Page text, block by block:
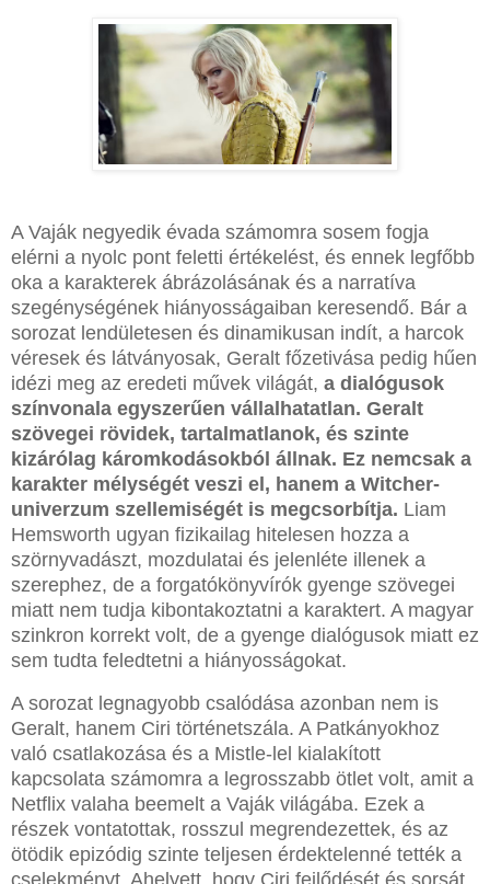
A Vaják negyedik évada számomra sosem fogja
elérni a nyolc pont feletti értékelést, és ennek legfőbb
oka a karakterek ábrázolásának és a narratíva
szegénységének hiányosságaiban keresendő. Bár a
sorozat lendületesen és dinamikusan indít, a harcok
véresek és látványosak, Geralt főzetivása pedig hűen
idézi meg az eredeti művek világát, a dialógusok
színvonala egyszerűen vállalhatatlan. Geralt
szövegei rövidek, tartalmatlanok, és szinte
kizárólag káromkodásokból állnak. Ez nemcsak a
karakter mélységét veszi el, hanem a Witcher-
univerzum szellemiségét is megcsorbítja. Liam
Hemsworth ugyan fizikailag hitelesen hozza a
szörnyvadászt, mozdulatai és jelenléte illenek a
szerephez, de a forgatókönyvírók gyenge szövegei
miatt nem tudja kibontakoztatni a karaktert. A magyar
szinkron korrekt volt, de a gyenge dialógusok miatt ez
sem tudta feledtetni a hiányosságokat.
A sorozat legnagyobb csalódása azonban nem is
Geralt, hanem Ciri történetszála. A Patkányokhoz
való csatlakozása és a Mistle-lel kialakított
kapcsolata számomra a legrosszabb ötlet volt, amit a
Netflix valaha beemelt a Vaják világába. Ezek a
részek vontatottak, rosszul megrendezettek, és az
ötödik epizódig szinte teljesen érdektelenné tették a
cselekményt. Ahelyett, hogy Ciri fejlődését és sorsát